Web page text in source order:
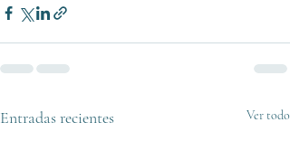
Entradas recientes Ver todo